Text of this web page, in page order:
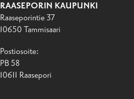
RAASEPORIN KAUPUNKI
Raaseporintie 37
10650 Tammisaari
Postiosoite:
PB 58
10611 Raasepori